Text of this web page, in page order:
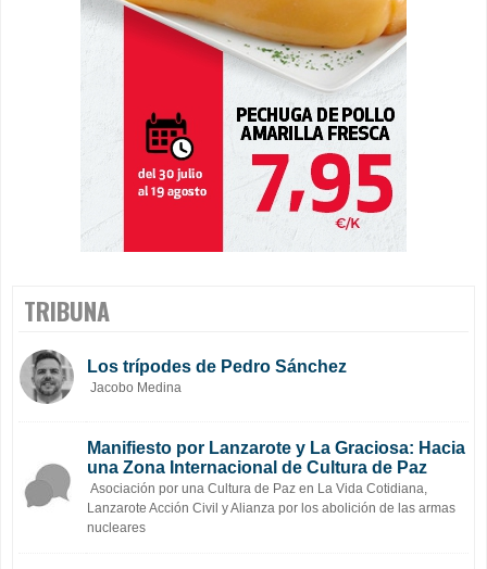
TRIBUNA
Los trípodes de Pedro Sánchez
Jacobo Medina
Manifiesto por Lanzarote y La Graciosa: Hacia
una Zona Internacional de Cultura de Paz
Asociación por una Cultura de Paz en La Vida Cotidiana,
Lanzarote Acción Civil y Alianza por los abolición de las armas
nucleares